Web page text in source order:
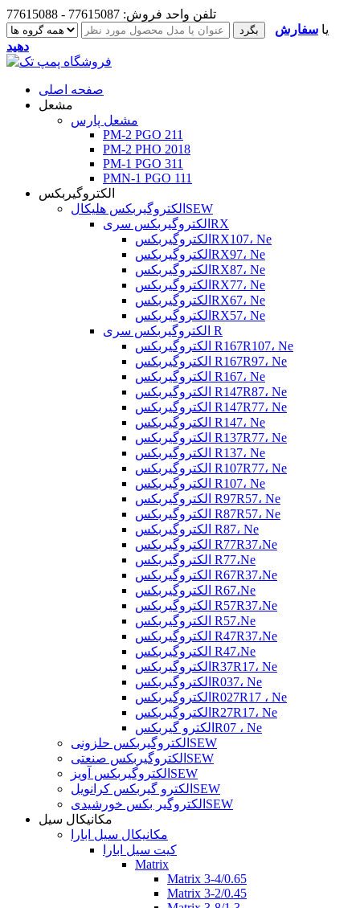
تلفن واحد فروش: 77615087 - 77615088
یا سفارش
دهید
صفحه اصلی
مشعل
مشعل پارس
PM-2 PGO 211
PM-2 PHO 2018
PM-1 PGO 311
PMN-1 PGO 111
الکتروگیربکس
الکتروگیربکس هلیکالSEW
الکتروگیربکس سریRX
الکتروگیربکسRX107، Ne
الکتروگیربکسRX97، Ne
الکتروگیربکسRX87، Ne
الکتروگیربکسRX77، Ne
الکتروگیربکسRX67، Ne
الکتروگیربکسRX57، Ne
الکتروگیربکس سری R
الکتروگیربکس R167R107، Ne
الکتروگیربکس R167R97، Ne
الکتروگیربکس R167، Ne
الکتروگیربکس R147R87، Ne
الکتروگیربکس R147R77، Ne
الکتروگیربکس R147، Ne
الکتروگیربکس R137R77، Ne
الکتروگیربکس R137، Ne
الکتروگیربکس R107R77، Ne
الکتروگیربکس R107، Ne
الکتروگیربکس R97R57، Ne
الکتروگیربکس R87R57، Ne
الکتروگیربکس R87، Ne
الکتروگیربکس R77R37،Ne
الکتروگیربکس R77،Ne
الکتروگیربکس R67R37،Ne
الکتروگیربکس R67،Ne
الکتروگیربکس R57R37،Ne
الکتروگیربکس R57،Ne
الکتروگیربکس R47R37،Ne
الکتروگیربکس R47،Ne
الکتروگیربکسR37R17، Ne
الکتروگیربکسR037، Ne
الکتروگیربکسR027R17 ، Ne
الکتروگیربکسR27R17، Ne
الکترو گیربکسR07 ، Ne
الکتروگیربکس حلزونیSEW
الکتروگیربکس صنعتیSEW
الکتروگیربکس آویزSEW
الکترو گیربکس کرانویلSEW
الکتروگیر بکس خورشیدیSEW
مکانیکال سیل
مکانیکال سیل ابارا
کیت سیل ابارا
Matrix
Matrix 3-4/0.65
Matrix 3-2/0.45